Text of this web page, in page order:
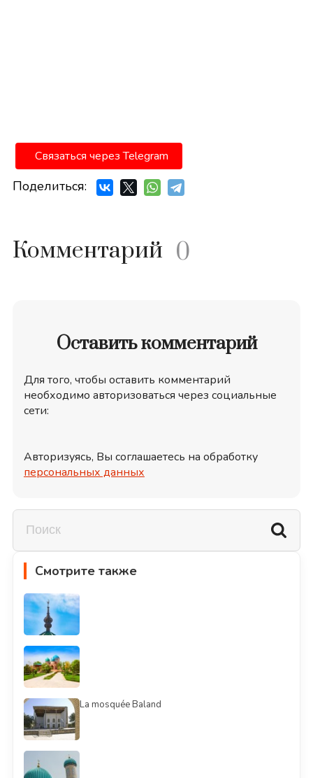
Связаться через Telegram
Поделиться:
Комментарий 0
Оставить комментарий
Для того, чтобы оставить комментарий
необходимо авторизоваться через социальные
сети:
Авторизуясь, Вы соглашаетесь на обработку
персональных данных
Смотрите также
La mosquée Baland